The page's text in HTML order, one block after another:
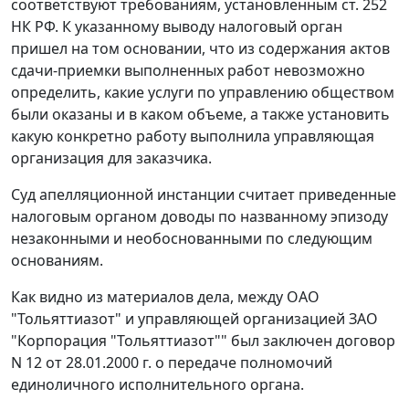
соответствуют требованиям, установленным ст. 252
НК РФ. К указанному выводу налоговый орган
пришел на том основании, что из содержания актов
сдачи-приемки выполненных работ невозможно
определить, какие услуги по управлению обществом
были оказаны и в каком объеме, а также установить
какую конкретно работу выполнила управляющая
организация для заказчика.
Суд апелляционной инстанции считает приведенные
налоговым органом доводы по названному эпизоду
незаконными и необоснованными по следующим
основаниям.
Как видно из материалов дела, между ОАО
"Тольяттиазот" и управляющей организацией ЗАО
"Корпорация "Тольяттиазот"" был заключен договор
N 12 от 28.01.2000 г. о передаче полномочий
единоличного исполнительного органа.